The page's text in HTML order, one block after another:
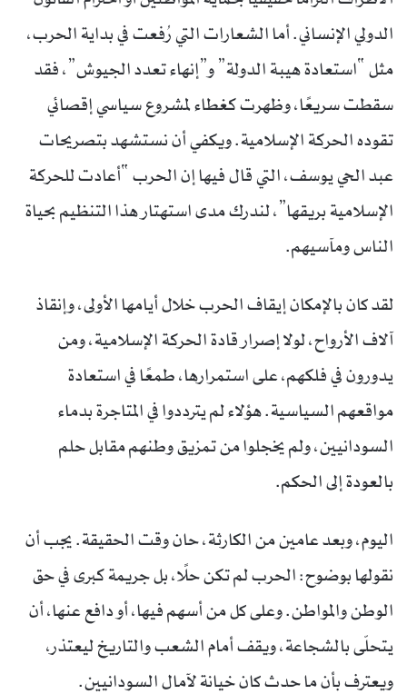
الدولي الإنساني. أما الشعارات التي رُفعت في بداية الحرب،
مثل “استعادة هيبة الدولة” و”إنهاء تعدد الجيوش”، فقد
سقطت سريعًا، وظهرت كغطاء لمشروع سياسي إقصائي
تقوده الحركة الإسلامية. ويكفي أن نستشهد بتصريحات
عبد الحي يوسف، التي قال فيها إن الحرب “أعادت للحركة
الإسلامية بريقها”، لندرك مدى استهتار هذا التنظيم بحياة
الناس ومآسيهم.
لقد كان بالإمكان إيقاف الحرب خلال أيامها الأولى، وإنقاذ
آلاف الأرواح، لولا إصرار قادة الحركة الإسلامية، ومن
يدورون في فلكهم، على استمرارها، طمعًا في استعادة
مواقعهم السياسية. هؤلاء لم يترددوا في المتاجرة بدماء
السودانيين، ولم يخجلوا من تمزيق وطنهم مقابل حلم
بالعودة إلى الحكم.
اليوم، وبعد عامين من الكارثة، حان وقت الحقيقة. يجب أن
نقولها بوضوح: الحرب لم تكن حلًا، بل جريمة كبرى في حق
الوطن والمواطن. وعلى كل من أسهم فيها، أو دافع عنها، أن
يتحلّى بالشجاعة، ويقف أمام الشعب والتاريخ ليعتذر،
ويعترف بأن ما حدث كان خيانة لآمال السودانيين.